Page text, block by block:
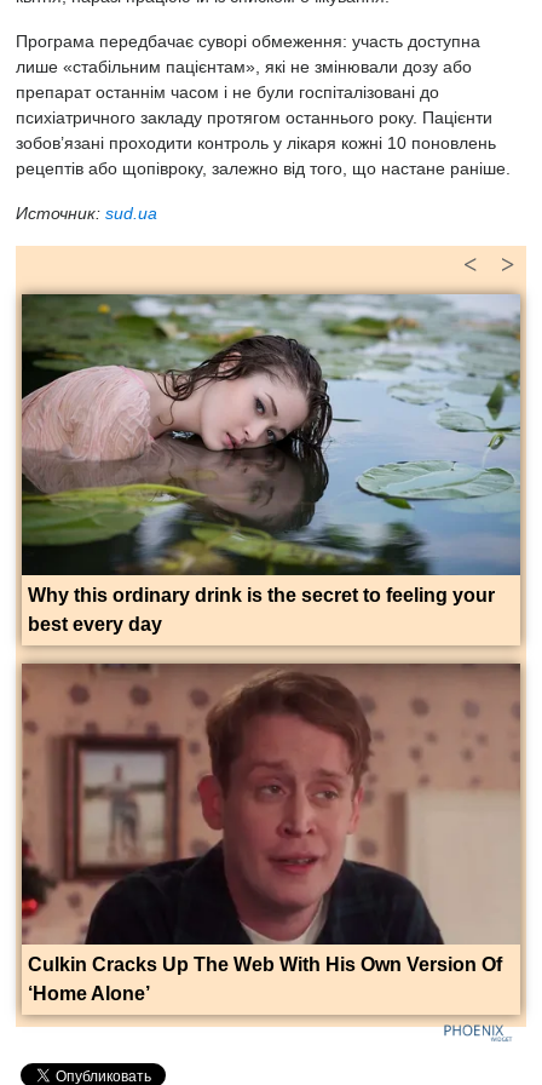
Програма передбачає суворі обмеження: участь доступна
лише «стабільним пацієнтам», які не змінювали дозу або
препарат останнім часом і не були госпіталізовані до
психіатричного закладу протягом останнього року. Пацієнти
зобов’язані проходити контроль у лікаря кожні 10 поновлень
рецептів або щопівроку, залежно від того, що настане раніше.
Источник: sud.ua
>
<
Why this ordinary drink is the secret to feeling your
best every day
Culkin Cracks Up The Web With His Own Version Of
‘Home Alone’